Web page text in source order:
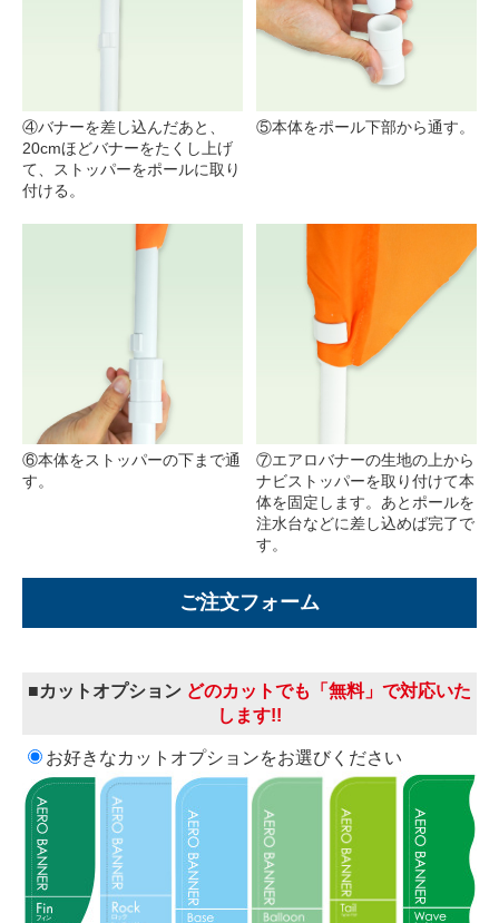
④バナーを差し込んだあと、
20cmほどバナーをたくし上げ
て、ストッパーをポールに取り
付ける。
⑤本体をポール下部から通す。
⑥本体をストッパーの下まで通
す。
⑦エアロバナーの生地の上から
ナビストッパーを取り付けて本
体を固定します。あとポールを
注水台などに差し込めば完了で
す。
ご注文フォーム
■カットオプション どのカットでも「無料」で対応いた
します!!
お好きなカットオプションをお選びください